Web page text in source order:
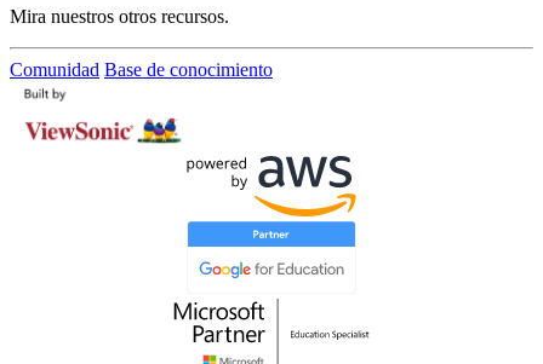
Mira nuestros otros recursos.
Comunidad Base de conocimiento